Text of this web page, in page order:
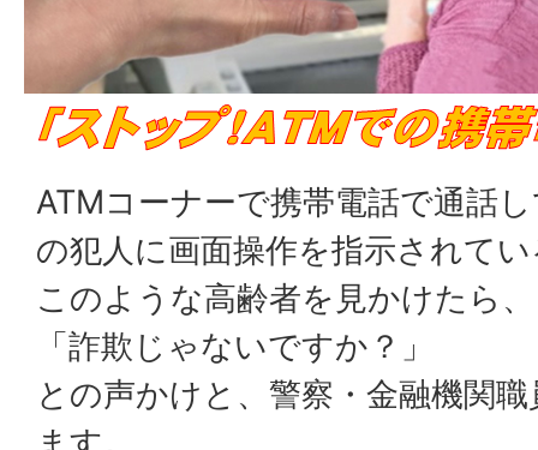
ATMコーナーで携帯電話で通話
の犯人に画面操作を指示されて
このような高齢者を見かけたら、
「詐欺じゃないですか？」
との声かけと、警察・金融機関